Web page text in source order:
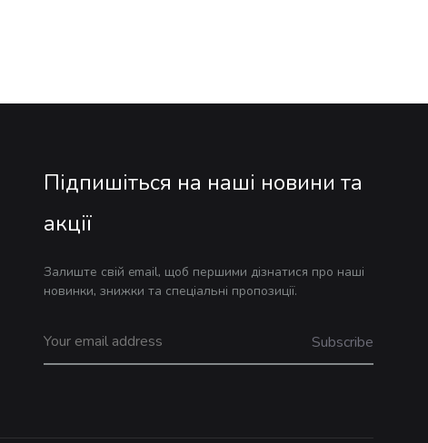
Підпишіться на наші новини та
акції
Залиште свій email, щоб першими дізнатися про наші
новинки, знижки та спеціальні пропозиції.